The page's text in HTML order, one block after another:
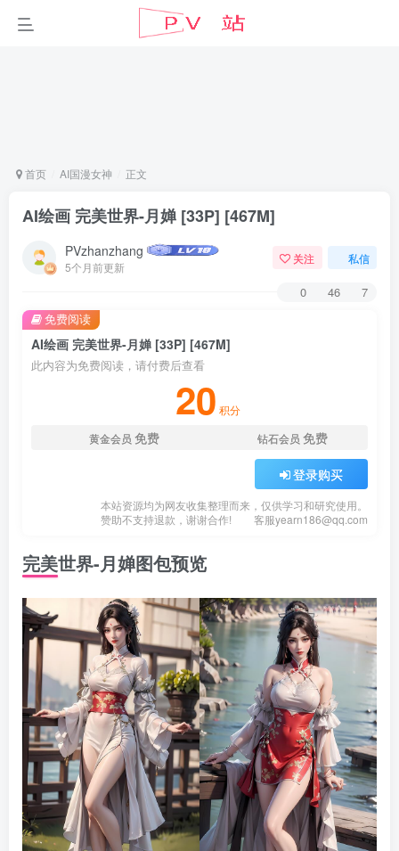
首页 AI国漫女神 正文
AI绘画 完美世界-月婵 [33P] [467M]
PVzhanzhang
5个月前更新
关注 私信
0 46 7
AI绘画 完美世界-月婵 [33P] [467M]
此内容为免费阅读，请付费后查看
20 积分
黄金会员 免费 钻石会员 免费
登录购买
本站资源均为网友收集整理而来，仅供学习和研究使用。
赞助不支持退款，谢谢合作!
客服yearn186@qq.com
免费阅读
完美世界-月婵图包预览